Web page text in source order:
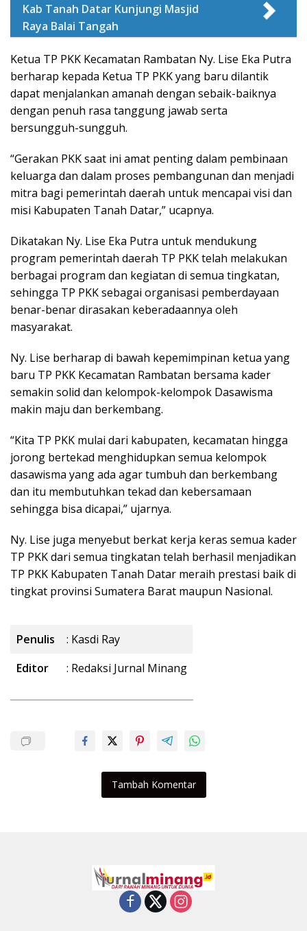
Kab Tanah Datar Kunjungi Masjid
Raya Balai Tangah
Ketua TP PKK Kecamatan Rambatan Ny. Lise Eka Putra
berharap kepada Ketua TP PKK yang baru dilantik
dapat menjalankan amanah dengan sebaik-baiknya
dengan penuh rasa tanggung jawab serta
bersungguh-sungguh.
“Gerakan PKK saat ini amat penting dalam pembinaan
keluarga dan dalam proses pembangunan dan menjadi
mitra bagi pemerintah daerah untuk mencapai visi dan
misi Kabupaten Tanah Datar,” ucapnya.
Dikatakan Ny. Lise Eka Putra untuk mendukung
program pemerintah daerah TP PKK telah melakukan
berbagai program dan kegiatan di semua tingkatan,
sehingga TP PKK sebagai organisasi pemberdayaan
benar-benar dirasakan keberadaannya oleh
masyarakat.
Ny. Lise berharap di bawah kepemimpinan ketua yang
baru TP PKK Kecamatan Rambatan bersama kader
semakin solid dan kelompok-kelompok Dasawisma
makin maju dan berkembang.
“Kita TP PKK mulai dari kabupaten, kecamatan hingga
jorong bertekad menghidupkan semua kelompok
dasawisma yang ada agar tumbuh dan berkembang
dan itu membutuhkan tekad dan kebersamaan
sehingga bisa dicapai,” ujarnya.
Ny. Lise juga menyebut berkat kerja keras semua kader
TP PKK dari semua tingkatan telah berhasil menjadikan
TP PKK Kabupaten Tanah Datar meraih prestasi baik di
tingkat provinsi Sumatera Barat maupun Nasional.
Penulis
: Kasdi Ray
Editor
: Redaksi Jurnal Minang
Tambah Komentar